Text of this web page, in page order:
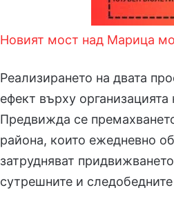
Новият мост над Марица
Реализирането на двата
ефект върху
Предвижда се
района, които ежедневно
затрудняват
сутрешните и